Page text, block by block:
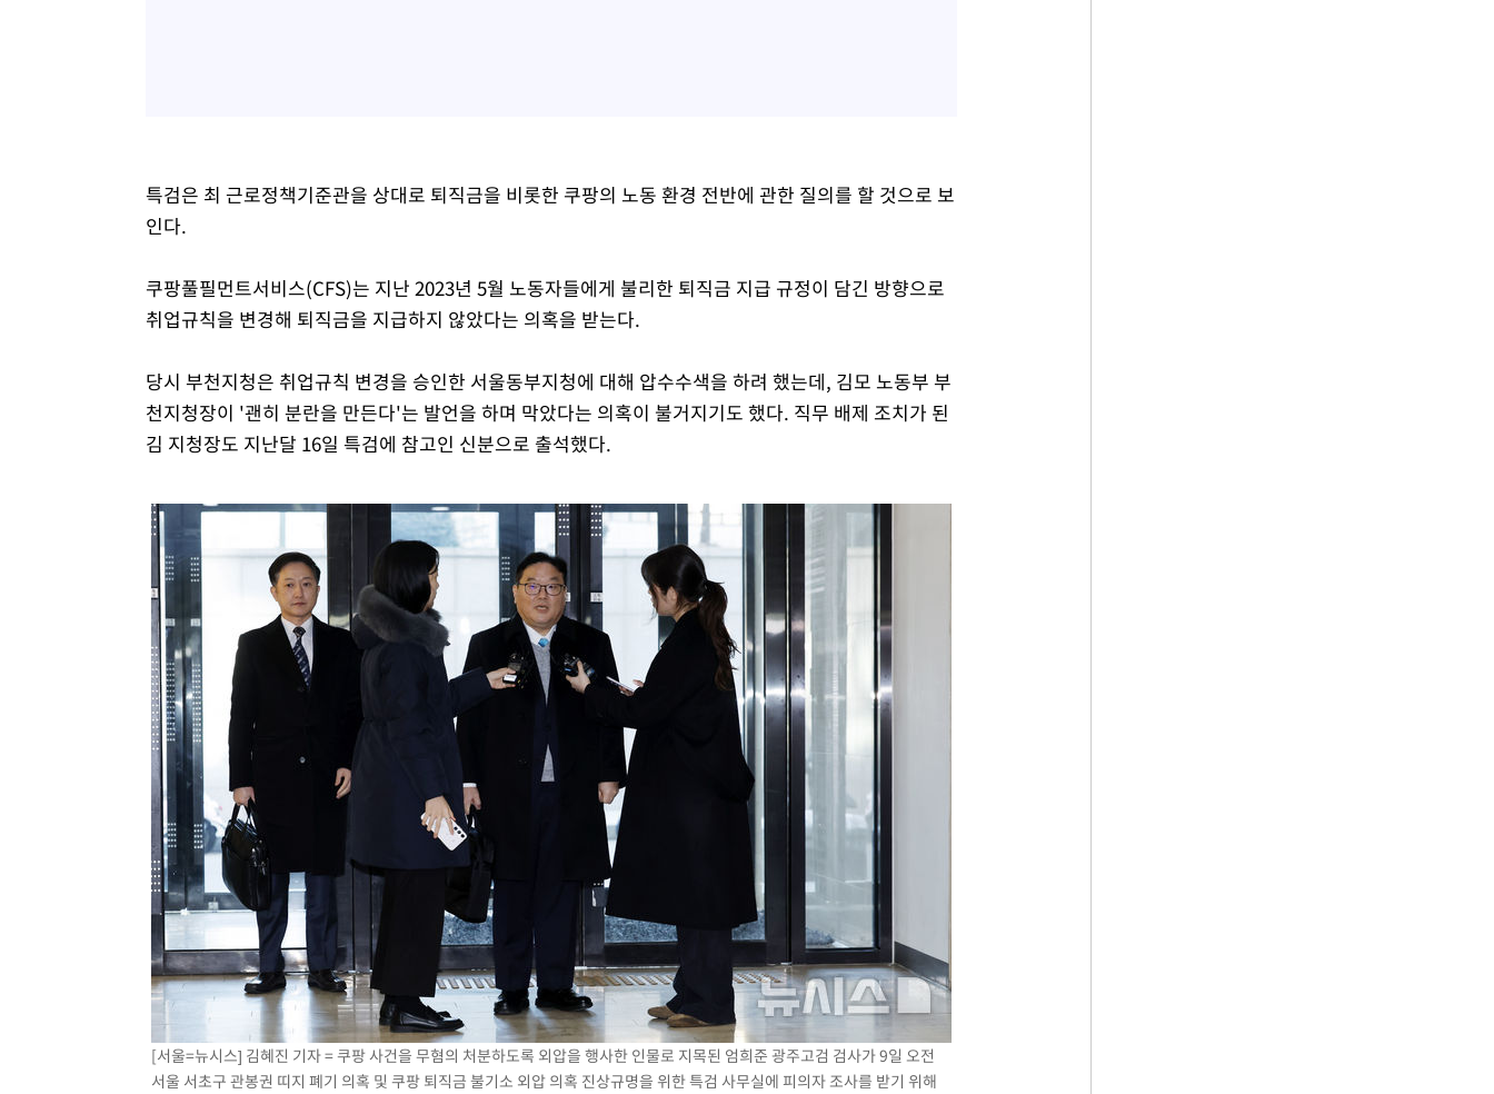
특검은 최 근로정책기준관을 상대로 퇴직금을 비롯한 쿠팡의 노동 환경 전반에 관한 질의를 할 것으로 보
인다.
쿠팡풀필먼트서비스(CFS)는 지난 2023년 5월 노동자들에게 불리한 퇴직금 지급 규정이 담긴 방향으로
취업규칙을 변경해 퇴직금을 지급하지 않았다는 의혹을 받는다.
당시 부천지청은 취업규칙 변경을 승인한 서울동부지청에 대해 압수수색을 하려 했는데, 김모 노동부 부
천지청장이 '괜히 분란을 만든다'는 발언을 하며 막았다는 의혹이 불거지기도 했다. 직무 배제 조치가 된
김 지청장도 지난달 16일 특검에 참고인 신분으로 출석했다.
[서울=뉴시스] 김혜진 기자 = 쿠팡 사건을 무혐의 처분하도록 외압을 행사한 인물로 지목된 엄희준 광주고검 검사가 9일 오전
서울 서초구 관봉권 띠지 폐기 의혹 및 쿠팡 퇴직금 불기소 외압 의혹 진상규명을 위한 특검 사무실에 피의자 조사를 받기 위해